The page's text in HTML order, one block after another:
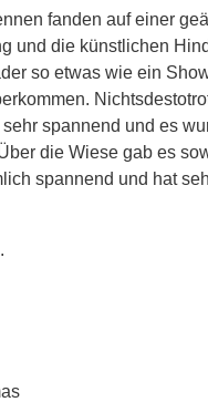
fanden auf einer
und die künstlichen
so etwas wie ein
spannend und es
die Wiese gab es
spannend und hat